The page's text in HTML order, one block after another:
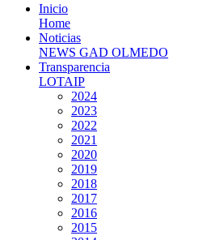
Inicio
Home
Noticias
NEWS GAD OLMEDO
Transparencia
LOTAIP
2024
2023
2022
2021
2020
2019
2018
2017
2016
2015